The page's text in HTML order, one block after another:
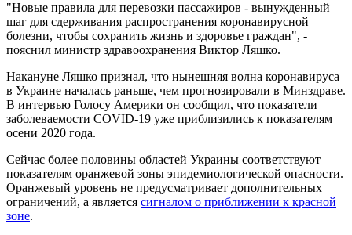
"Новые правила для перевозки пассажиров - вынужденный
шаг для сдерживания распространения коронавирусной
болезни, чтобы сохранить жизнь и здоровье граждан", -
пояснил министр здравоохранения Виктор Ляшко.
Накануне Ляшко признал, что нынешняя волна коронавируса
в Украине началась раньше, чем прогнозировали в Минздраве.
В интервью Голосу Америки он сообщил, что показатели
заболеваемости COVID-19 уже приблизились к показателям
осени 2020 года.
Сейчас более половины областей Украины соответствуют
показателям оранжевой зоны эпидемиологической опасности.
Оранжевый уровень не предусматривает дополнительных
ограничений, а является сигналом о приближении к красной
зоне.